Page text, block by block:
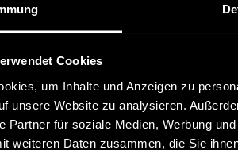
Cookies
um Inhalte und Anzeigen zu
unsere Website zu analysieren.
Partner für soziale Medien, Werbung
weiteren Daten zusammen, die Sie
Bewertung
Kauf
Versanddienstleister:DHL